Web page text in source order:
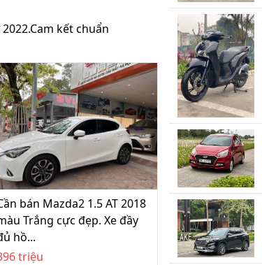
kết chuẩn
bán Mazda2 1.5 AT 2018
Trắng cực đẹp. Xe đầy
hồ...
triệu